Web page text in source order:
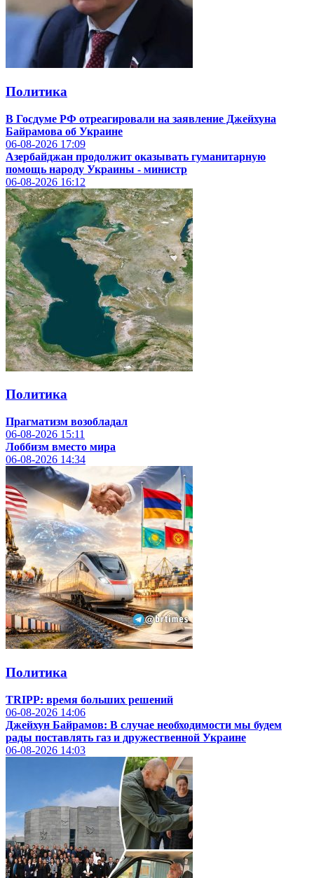
Политика
В Госдуме РФ отреагировали на заявление Джейхуна
Байрамова об Украине
06-08-2026 17:09
Азербайджан продолжит оказывать гуманитарную
помощь народу Украины - министр
06-08-2026 16:12
Политика
Прагматизм возобладал
06-08-2026 15:11
Лоббизм вместо мира
06-08-2026 14:34
Политика
TRIPP: время больших решений
06-08-2026 14:06
Джейхун Байрамов: В случае необходимости мы будем
рады поставлять газ и дружественной Украине
06-08-2026 14:03